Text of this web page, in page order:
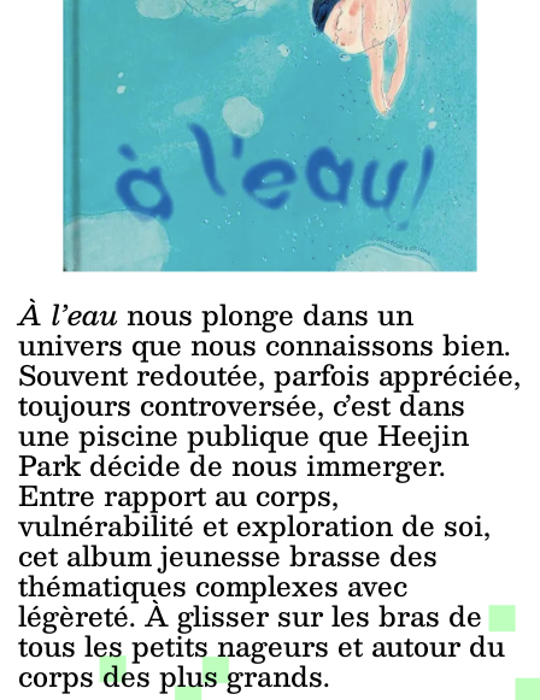
À l’eaunous plonge dans un
univers que nous connaissons bien.
Souvent redoutée, parfois appréciée,
toujours controversée, c’est dans
une piscine publique que Heejin
Park décide de nous immerger.
Entre rapport au corps,
vulnérabilité et exploration de soi,
cet album jeunesse brasse des
thématiques complexes avec
légèreté. À glisser sur les bras de
tous les petits nageurs et autour du
corps des plus grands.